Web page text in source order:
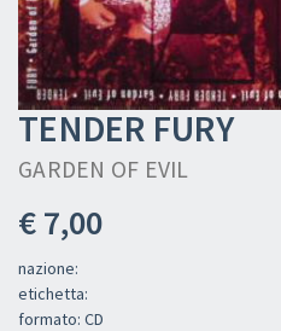
TENDER FURY
GARDEN OF EVIL
€ 7,00
nazione:
etichetta:
formato: CD